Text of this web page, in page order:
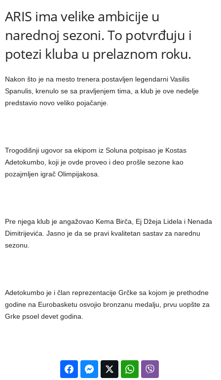
ARIS ima velike ambicije u
narednoj sezoni. To potvrđuju i
potezi kluba u prelaznom roku.
Nakon što je na mesto trenera postavljen legendarni Vasilis
Spanulis, krenulo se sa pravljenjem tima, a klub je ove nedelje
predstavio novo veliko pojačanje.
Trogodišnji ugovor sa ekipom iz Soluna potpisao je Kostas
Adetokumbo, koji je ovde proveo i deo prošle sezone kao
pozajmljen igrač Olimpijakosa.
Pre njega klub je angažovao Kema Birča, Ej Džeja Lidela i Nenada
Dimitrijevića. Jasno je da se pravi kvalitetan sastav za narednu
sezonu.
Adetokumbo je i član reprezentacije Grčke sa kojom je prethodne
godine na Eurobasketu osvojio bronzanu medalju, prvu uopšte za
Grke psoel devet godina.